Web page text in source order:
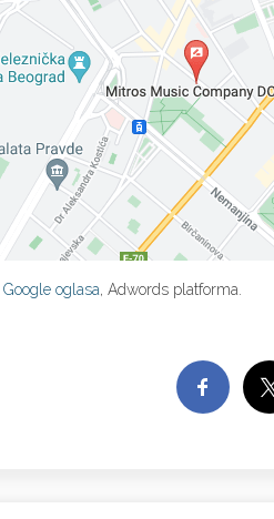
Google oglasa , Adwords platforma.